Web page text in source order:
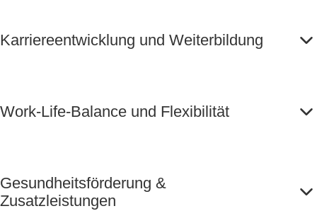
Karriereentwicklung und Weiterbildung
Work-Life-Balance und Flexibilität
Gesundheitsförderung &
Zusatzleistungen